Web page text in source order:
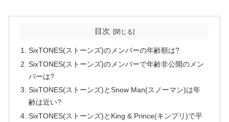
目次
SixTONES(ストーンズ)のメンバーの年齢順は?
SixTONES(ストーンズ)のメンバーで年齢非公開のメン
バーは?
SixTONES(ストーンズ)とSnow Man(スノーマン)は年
齢は近い?
SixTONES(ストーンズ)とKing & Prince(キンプリ)で平